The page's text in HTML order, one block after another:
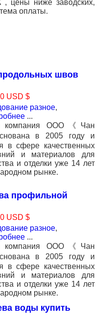
, цены ниже заводских,
оплаты.
швов
USD $
разное,
...
компания ООО《Чан
в 2005 году и
в сфере качественных
и материалов для
и отделки уже 14 лет
рынке.
профильной
USD $
разное,
...
компания ООО《Чан
в 2005 году и
в сфере качественных
и материалов для
и отделки уже 14 лет
рынке.
воды купить